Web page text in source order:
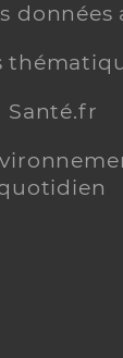
données
Santé.fr